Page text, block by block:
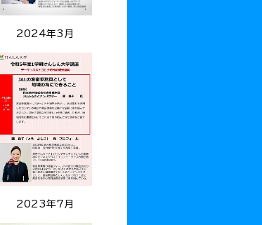
2024年3月
2023年7月